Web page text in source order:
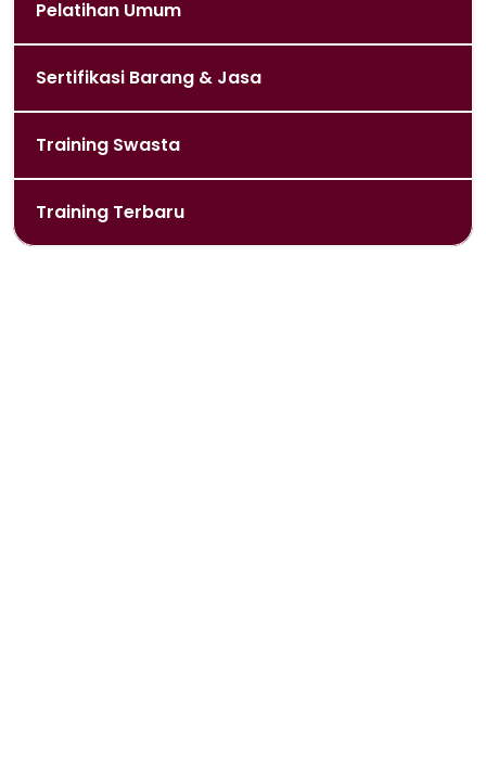
Pelatihan Umum
Sertifikasi Barang & Jasa
Training Swasta
Training Terbaru